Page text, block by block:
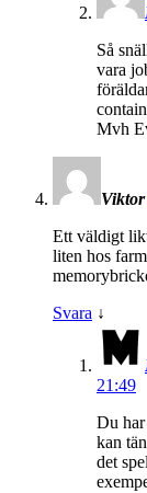
Så
vara
Mvh
Viktor
Ett väldigt
liten hos
Svara ↓
21:49
Du
kan
det